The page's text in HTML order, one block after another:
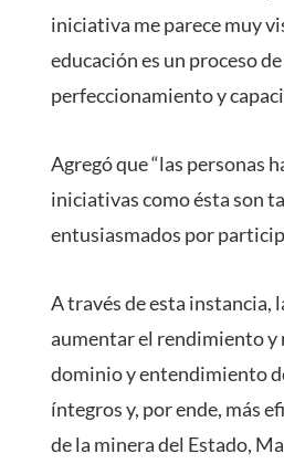
iniciativa me parece muy
educación es un proceso
perfeccionamiento y
Agregó que “las personas
iniciativas como ésta son
entusiasmados por
A través de esta
aumentar el rendimiento y
dominio y entendimiento
íntegros y, por ende, más
de la minera del Estado,